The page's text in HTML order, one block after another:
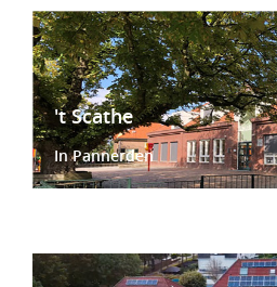
't Scathe
In Pannerden